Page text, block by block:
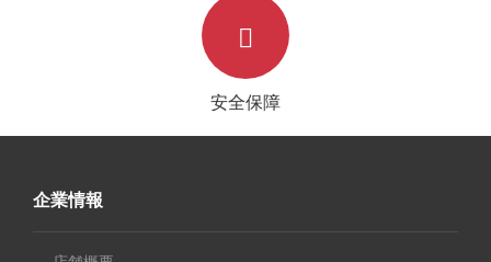
安全保障
企業情報